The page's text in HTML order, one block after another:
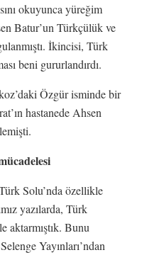
okuyunca yüreğim
Batur’un Türkçülük ve
İkincisi, Türk
beni gururlandırdı.
Özgür isminde bir
hastanede Ahsen
Solu’nda özellikle
yazılarda, Türk
aktarmıştık. Bunu
Yayınları’ndan